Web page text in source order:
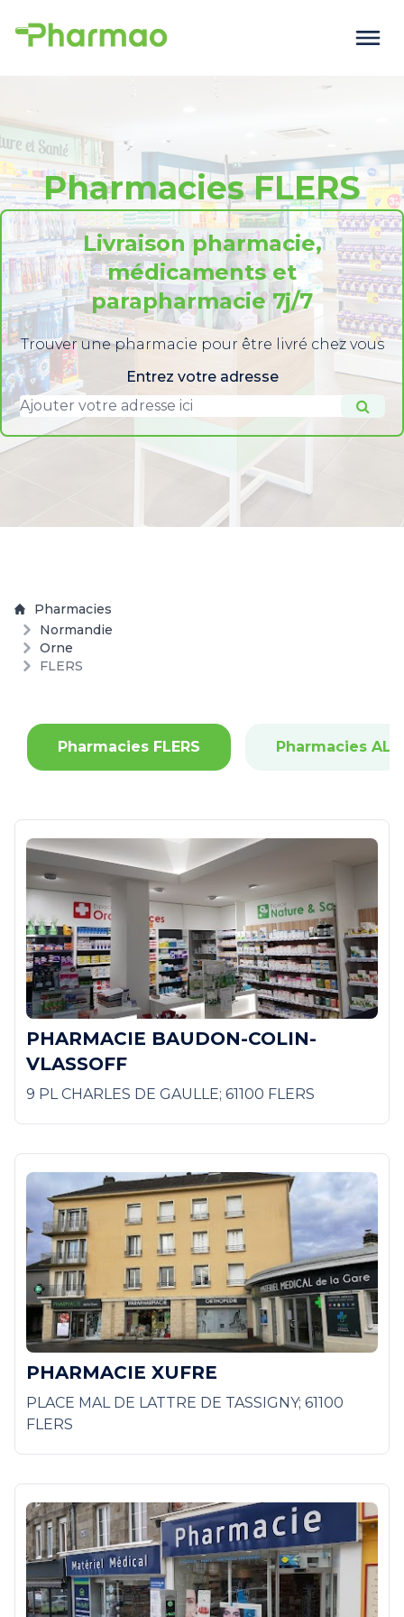
Pharmacies FLERS
Livraison pharmacie,
médicaments et
parapharmacie 7j/7
Trouver une pharmacie pour être livré chez vous
Entrez votre adresse
Pharmacies
Normandie
Orne
FLERS
Pharmacies FLERS Pharmacies
PHARMACIE BAUDON-COLIN-
VLASSOFF
9 PL CHARLES DE GAULLE; 61100 FLERS
PHARMACIE XUFRE
PLACE MAL DE LATTRE DE TASSIGNY; 61100
FLERS